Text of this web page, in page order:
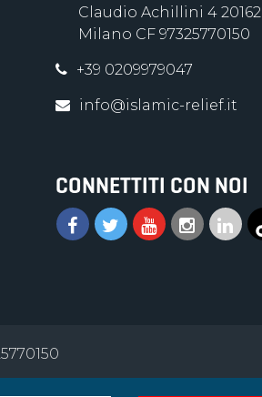
Claudio Achillini 4 20162
Milano CF 97325770150
+39 0209979047
info@islamic-relief.it
CONNETTITI CON NOI